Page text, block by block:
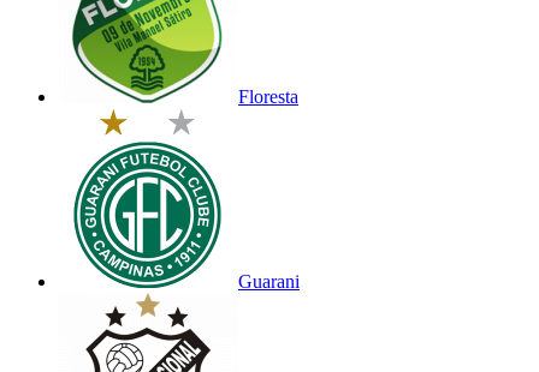
Floresta
Guarani